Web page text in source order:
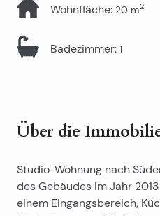
Wohnfläche: 20 m2
Badezimmer: 1
Über die
Studio-Wohnung nach
des Gebäudes im Jahr
einem Eingangsbereich,